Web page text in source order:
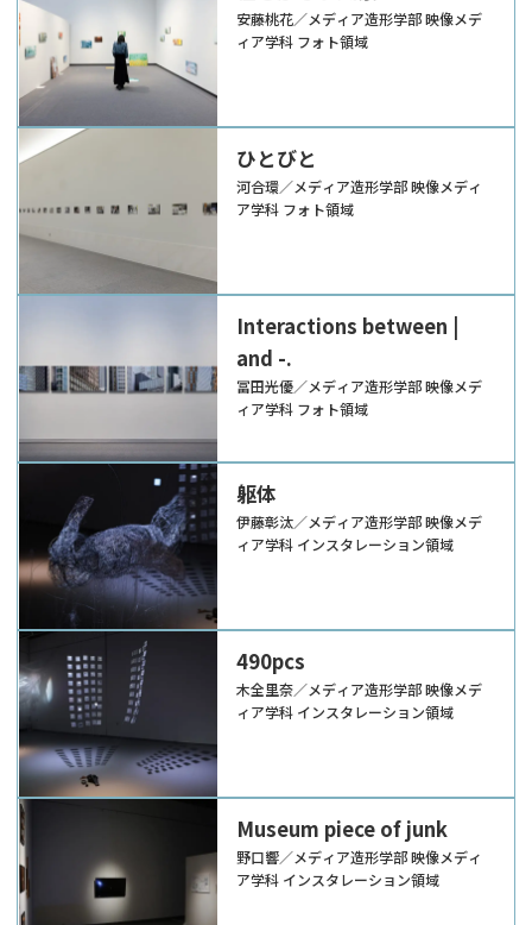
安藤桃花／メディア造形学部 映像メデ
ィア学科 フォト領域
ひとびと
河合環／メディア造形学部 映像メディ
ア学科 フォト領域
Interactions between |
and -.
冨田光優／メディア造形学部 映像メデ
ィア学科 フォト領域
躯体
伊藤彰汰／メディア造形学部 映像メデ
ィア学科 インスタレーション領域
490pcs
木全里奈／メディア造形学部 映像メデ
ィア学科 インスタレーション領域
Museum piece of junk
野口響／メディア造形学部 映像メディ
ア学科 インスタレーション領域